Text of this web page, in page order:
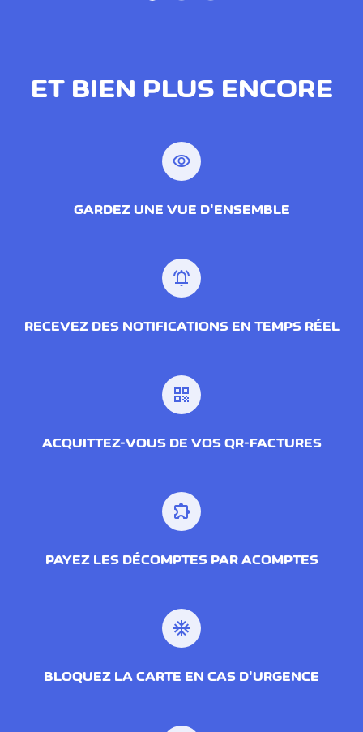
ET BIEN PLUS ENCORE
visibility
GARDEZ UNE VUE D'ENSEMBLE
notifications_active
RECEVEZ DES NOTIFICATIONS EN TEMPS RÉEL
qr_code
ACQUITTEZ-VOUS DE VOS QR-FACTURES
extension
PAYEZ LES DÉCOMPTES PAR ACOMPTES
ac_unit
BLOQUEZ LA CARTE EN CAS D'URGENCE